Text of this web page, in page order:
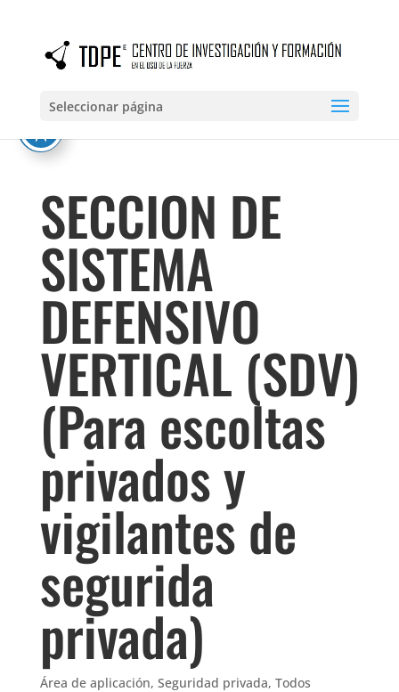
Seleccionar página
SECCION DE
SISTEMA
DEFENSIVO
VERTICAL (SDV)
(Para escoltas
privados y
vigilantes de
segurida
privada)
Área de aplicación, Seguridad privada, Todos